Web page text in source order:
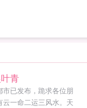
青
市已发布，跪求各位朋
一命二运三风水。天